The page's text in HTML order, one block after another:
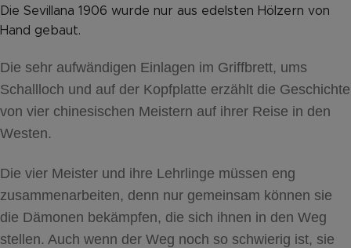
Die Sevillana 1906 wurde nur aus edelsten Hölzern von
Hand gebaut.
Die sehr aufwändigen Einlagen im Griffbrett, ums
Schallloch und auf der Kopfplatte erzählt die Geschichte
von vier chinesischen Meistern auf ihrer Reise in den
Westen.
Die vier Meister und ihre Lehrlinge müssen eng
zusammenarbeiten, denn nur gemeinsam können sie
die Dämonen bekämpfen, die sich ihnen in den Weg
stellen. Auch wenn der Weg noch so schwierig ist, sie